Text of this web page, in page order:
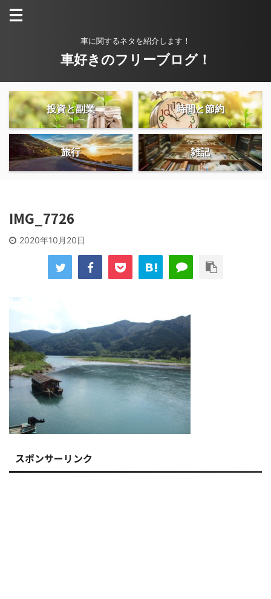
車に関するネタを紹介します！
車好きのフリーブログ！
投資と副業 時間と節約
旅行 雑記
IMG_7726
2020年10月20日
スポンサーリンク